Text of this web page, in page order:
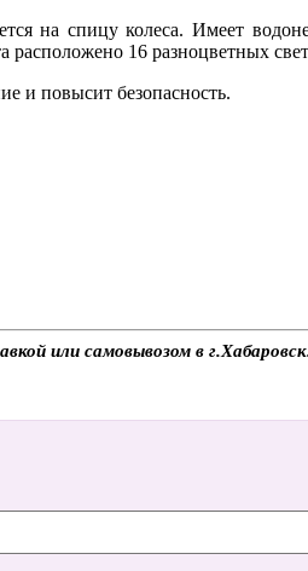
на спицу колеса. Имеет
расположено 16 разноцветных
и повысит безопасность.
или самовывозом в